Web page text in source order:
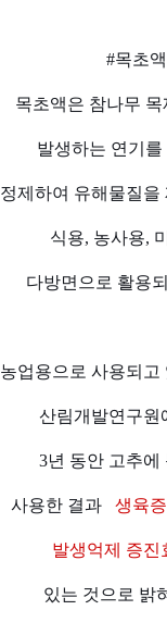
#목초액
목초액은 참나무 목
발생하는 연기를
정제하여 유해물질을
식용, 농사용,
다방면으로 활용
농업용으로 사용되고
산림개발연구원
3년 동안 고추에
사용한 결과 생육
발생억제 증진
있는 것으로 밝